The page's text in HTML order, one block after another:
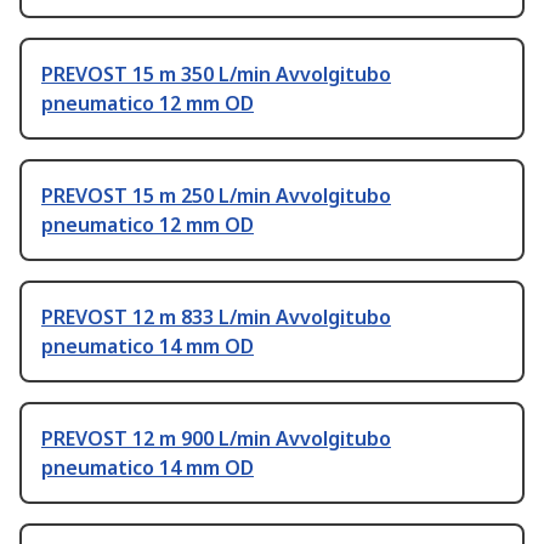
PREVOST 15 m 350 L/min Avvolgitubo
pneumatico 12 mm OD
PREVOST 15 m 250 L/min Avvolgitubo
pneumatico 12 mm OD
PREVOST 12 m 833 L/min Avvolgitubo
pneumatico 14 mm OD
PREVOST 12 m 900 L/min Avvolgitubo
pneumatico 14 mm OD